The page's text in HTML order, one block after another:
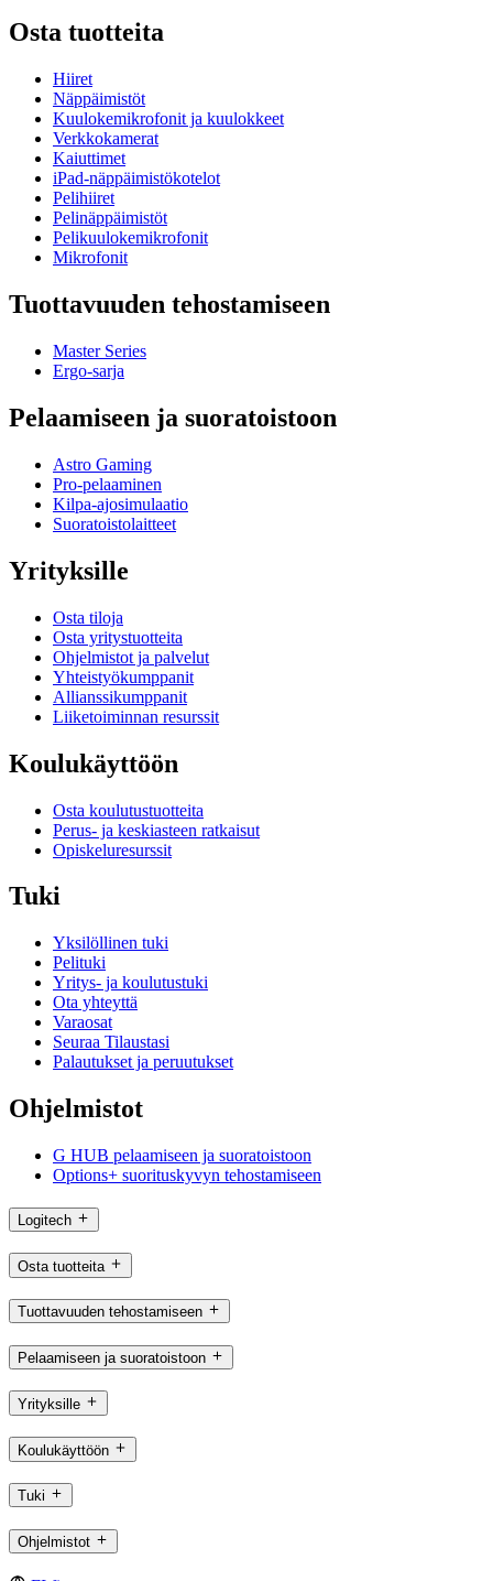
Osta tuotteita
Hiiret
Näppäimistöt
Kuulokemikrofonit ja kuulokkeet
Verkkokamerat
Kaiuttimet
iPad-näppäimistökotelot
Pelihiiret
Pelinäppäimistöt
Pelikuulokemikrofonit
Mikrofonit
Tuottavuuden tehostamiseen
Master Series
Ergo-sarja
Pelaamiseen ja suoratoistoon
Astro Gaming
Pro-pelaaminen
Kilpa-ajosimulaatio
Suoratoistolaitteet
Yrityksille
Osta tiloja
Osta yritystuotteita
Ohjelmistot ja palvelut
Yhteistyökumppanit
Allianssikumppanit
Liiketoiminnan resurssit
Koulukäyttöön
Osta koulutustuotteita
Perus- ja keskiasteen ratkaisut
Opiskeluresurssit
Tuki
Yksilöllinen tuki
Pelituki
Yritys- ja koulutustuki
Ota yhteyttä
Varaosat
Seuraa Tilaustasi
Palautukset ja peruutukset
Ohjelmistot
G HUB pelaamiseen ja suoratoistoon
Options+ suorituskyvyn tehostamiseen
Logitech
Osta tuotteita
Tuottavuuden tehostamiseen
Pelaamiseen ja suoratoistoon
Yrityksille
Koulukäyttöön
Tuki
Ohjelmistot